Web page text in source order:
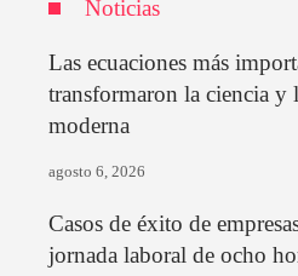
Noticias
Las ecuaciones más
transformaron la ciencia y
moderna
agosto 6, 2026
Casos de éxito de
jornada laboral de ocho